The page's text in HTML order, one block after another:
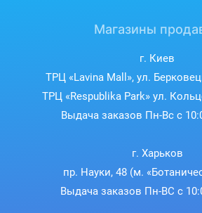
Магазины
г. Киев
ТРЦ «Lavina Mall», ул.
ТРЦ «Respublika Park» ул.
Выдача заказов Пн-Вс с
г. Харьков
пр. Науки, 48 (м.
Выдача заказов Пн-ВС с